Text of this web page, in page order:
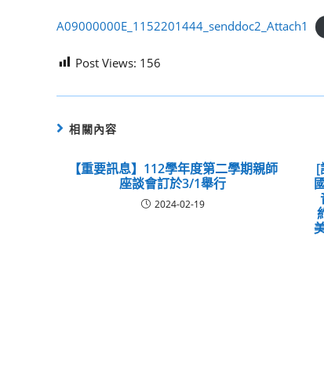
A09000000E_1152201444_senddoc2_Attach1
Post Views: 156
相關內容
【重要訊息】112學年度第二學期親師
座談會訂於3/1舉行
2024-02-19
[